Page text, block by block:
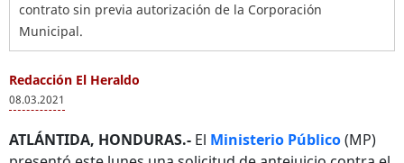
contrato sin previa autorización de la Corporación
Municipal.
Redacción El Heraldo
08.03.2021
ATLÁNTIDA, HONDURAS.- El Ministerio Público(MP)